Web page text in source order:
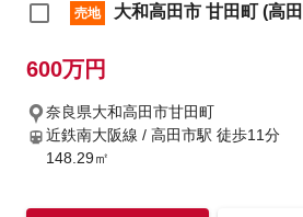
売地 大和高田市 甘田町 (高
600万円
奈良県大和高田市甘田町
近鉄南大阪線 / 高田市駅 徒歩11分
148.29㎡